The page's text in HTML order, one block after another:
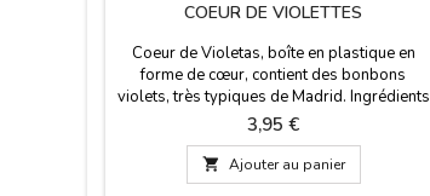
COEUR DE VIOLETTES
Coeur de Violetas, boîte en plastique en
forme de cœur, contient des bonbons
violets, très typiques de Madrid. Ingrédients
: Sucre, sirop de glucose, acidifiant : acide
citrique. arômes et colorants. 70g. Préparé
par des travailleurs ayant une déficience
intellectuelle. Mesure : 8 cm. diamètre.
Prix
3,95 €
 Ajouter au panier